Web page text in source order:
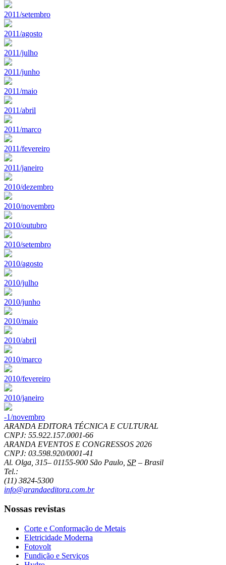
2011/setembro
2011/agosto
2011/julho
2011/junho
2011/maio
2011/abril
2011/marco
2011/fevereiro
2011/janeiro
2010/dezembro
2010/novembro
2010/outubro
2010/setembro
2010/agosto
2010/julho
2010/junho
2010/maio
2010/abril
2010/marco
2010/fevereiro
2010/janeiro
-1/novembro
ARANDA EDITORA TÉCNICA E CULTURAL
CNPJ: 55.922.157.0001-66
ARANDA EVENTOS E CONGRESSOS 2026
CNPJ: 03.598.920/0001-41
Al. Olga, 315– 01155-900 São Paulo SP – Brasil
Tel.:
(11) 3824-5300
info@arandaeditora.com.br
Nossas revistas
Corte e Conformação de Metais
Eletricidade Moderna
Fotovolt
Fundição e Serviços